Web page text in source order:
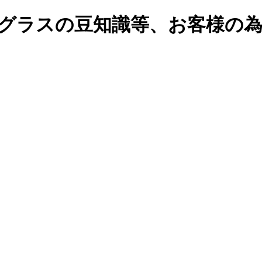
ラスの豆知識等、お客様の